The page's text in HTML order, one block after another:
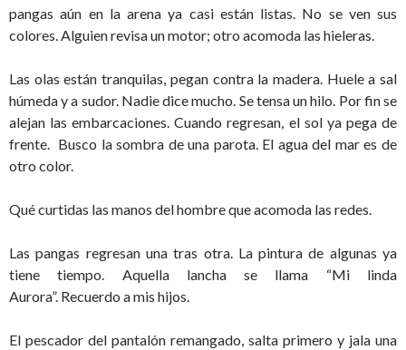
pangas aún en la arena ya casi están listas. No se ven sus
colores. Alguien revisa un motor; otro acomoda las hieleras.
Las olas están tranquilas, pegan contra la madera. Huele a sal
húmeda y a sudor. Nadie dice mucho. Se tensa un hilo. Por fin se
alejan las embarcaciones. Cuando regresan, el sol ya pega de
frente. Busco la sombra de una parota. El agua del mar es de
otro color.
Qué curtidas las manos del hombre que acomoda las redes.
Las pangas regresan una tras otra. La pintura de algunas ya
tiene tiempo. Aquella lancha se llama “Mi linda
Aurora”. Recuerdo a mis hijos.
El pescador del pantalón remangado, salta primero y jala una